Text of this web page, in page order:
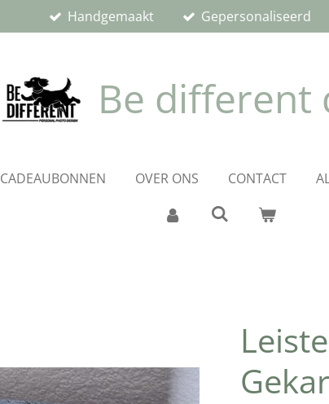
Handgemaakt Gepersonaliseerd
Be different
CADEAUBONNEN OVER ONS CONTACT